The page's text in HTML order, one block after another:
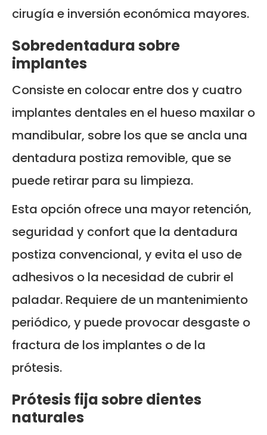
cirugía e inversión económica mayores.
Sobredentadura sobre
implantes
Consiste en colocar entre dos y cuatro
implantes dentales en el hueso maxilar o
mandibular, sobre los que se ancla una
dentadura postiza removible, que se
puede retirar para su limpieza.
Esta opción ofrece una mayor retención,
seguridad y confort que la dentadura
postiza convencional, y evita el uso de
adhesivos o la necesidad de cubrir el
paladar. Requiere de un mantenimiento
periódico, y puede provocar desgaste o
fractura de los implantes o de la
prótesis.
Prótesis fija sobre dientes
naturales